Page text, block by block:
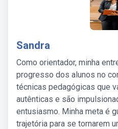
Sandra
Como orientador, minha
progresso dos alunos no
técnicas pedagógicas que
autênticas e são
entusiasmo. Minha meta é
trajetória para se tornarem